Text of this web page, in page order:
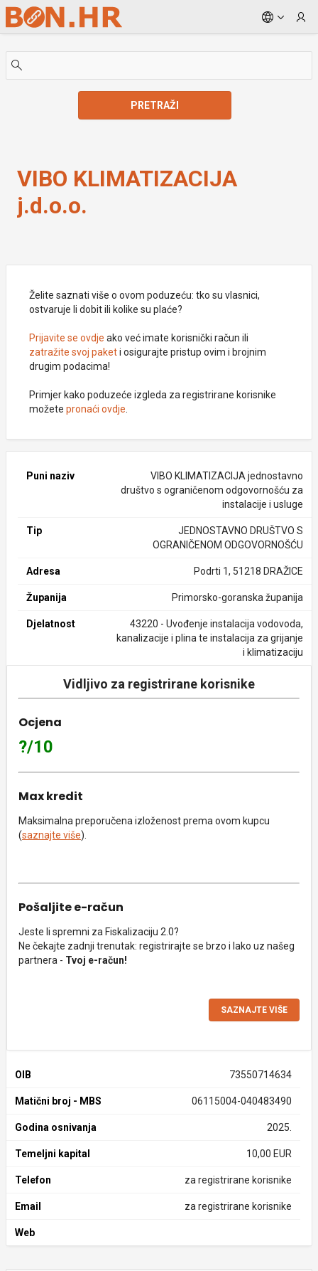
Skip to Main Content
PRETRAŽI
VIBO KLIMATIZACIJA
j.d.o.o.
Želite saznati više o ovom poduzeću: tko su vlasnici,
ostvaruje li dobit ili kolike su plaće?
Prijavite se ovdje ako već imate korisnički račun ili
zatražite svoj paketi osigurajte pristup ovim i brojnim
drugim podacima!
Primjer kako poduzeće izgleda za registrirane korisnike
možete pronaći ovdje
Puni naziv
VIBO KLIMATIZACIJA jednostavno
društvo s ograničenom odgovornošću za
instalacije i usluge
Tip
JEDNOSTAVNO DRUŠTVO S
OGRANIČENOM ODGOVORNOŠĆU
Adresa Podrti 1, 51218 DRAŽICE
Županija Primorsko-goranska županija
Djelatnost
43220 - Uvođenje instalacija vodovoda,
kanalizacije i plina te instalacija za grijanje
i klimatizaciju
Vidljivo za registrirane korisnike
Ocjena
?/10
Max kredit
Maksimalna preporučena izloženost prema ovom kupcu
(saznajte više).
Pošaljite e-račun
Jeste li spremni za Fiskalizaciju 2.0?
Ne čekajte zadnji trenutak: registrirajte se brzo i lako uz našeg
partnera - Tvoj e-račun!
SAZNAJTE VIŠE
OIB 73550714634
Matični broj - MBS 06115004-040483490
Godina osnivanja 2025.
Temeljni kapital 10,00 EUR
Telefon za registrirane korisnike
Email za registrirane korisnike
Web